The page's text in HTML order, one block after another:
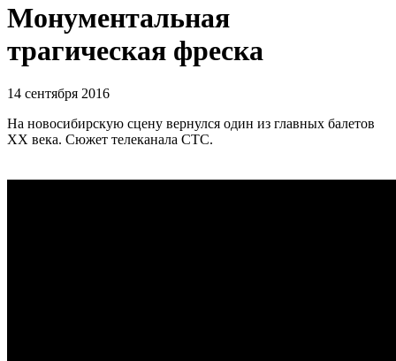
Монументальная
трагическая фреска
14 сентября 2016
На новосибирскую сцену вернулся один из главных балетов
ХХ века. Сюжет телеканала СТС.